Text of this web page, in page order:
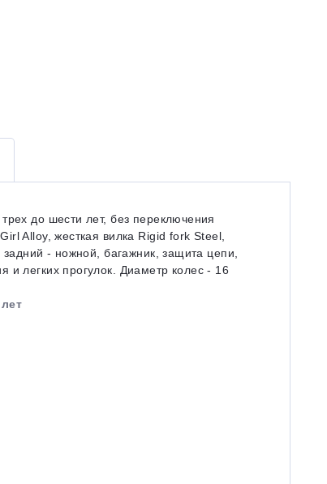
до шести лет, без переключения
Alloy, жесткая вилка Rigid fork Steel,
- ножной, багажник, защита цепи,
и легких прогулок. Диаметр колес - 16